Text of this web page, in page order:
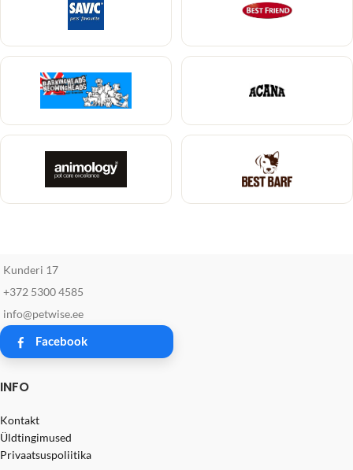
Kunderi 17
+372 5300 4585
info@petwise.ee
Facebook
INFO
Kontakt
Üldtingimused
Privaatsuspoliitika